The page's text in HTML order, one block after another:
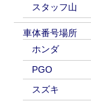
スタッフ山
車体番号場所
ホンダ
PGO
スズキ